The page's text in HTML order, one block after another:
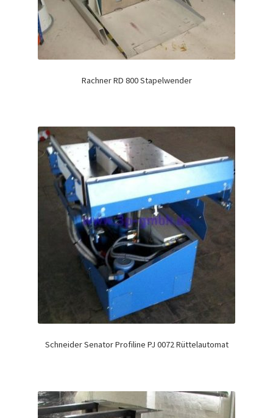
Rachner RD 800 Stapelwender
Schneider Senator Profiline PJ 0072 Rüttelautomat